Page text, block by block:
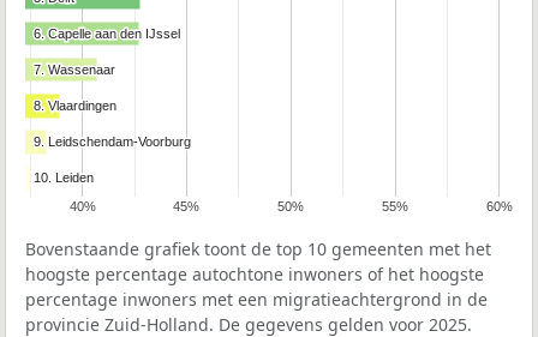
40% 45% 50% 55% 60%
6. Capelle aan den IJssel
6. Capelle aan den IJssel
7. Wassenaar
7. Wassenaar
8. Vlaardingen
8. Vlaardingen
9. Leidschendam-Voorburg
9. Leidschendam-Voorburg
10. Leiden
10. Leiden
Bovenstaande grafiek toont de top 10 gemeenten met het
hoogste percentage autochtone inwoners of het hoogste
percentage inwoners met een migratieachtergrond in de
provincie Zuid-Holland. De gegevens gelden voor 2025.